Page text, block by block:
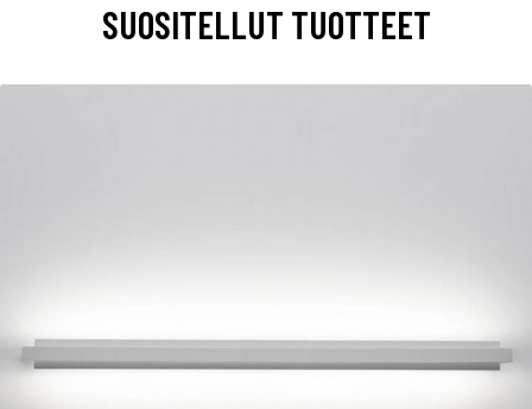
SUOSITELLUT TUOTTEET